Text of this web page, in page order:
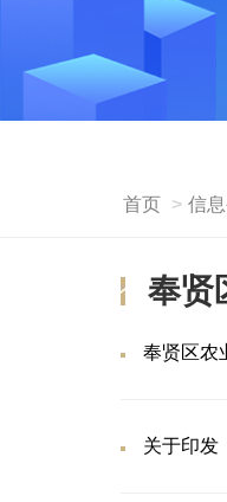
首页 信
奉贤
奉贤区农
关于印发